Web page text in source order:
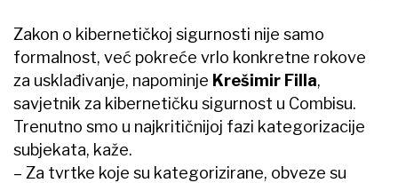
Zakon o kibernetičkoj sigurnosti nije samo
formalnost, već pokreće vrlo konkretne rokove
za usklađivanje, napominje Krešimir Filla,
savjetnik za kibernetičku sigurnost u Combisu.
Trenutno smo u najkritičnijoj fazi kategorizacije
subjekata, kaže.
– Za tvrtke koje su kategorizirane, obveze su